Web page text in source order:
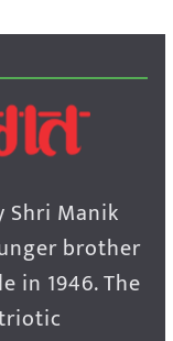
Shri Manik
brother
in 1946. The